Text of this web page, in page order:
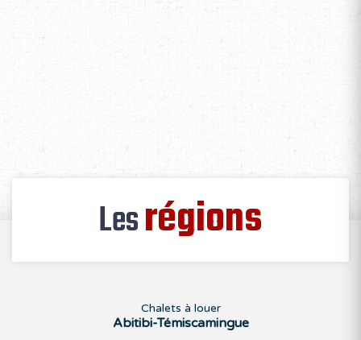
Lesrégions
Chalets à louer
Abitibi-Témiscamingue